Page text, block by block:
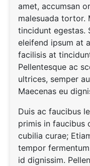
amet, accumsan
malesuada tortor.
tincidunt egestas.
eleifend ipsum at
facilisis at
Pellentesque ac
ultrices, semper
Maecenas eu
Duis ac faucibus
primis in faucibus
cubilia curae;
tempor
id dignissim.